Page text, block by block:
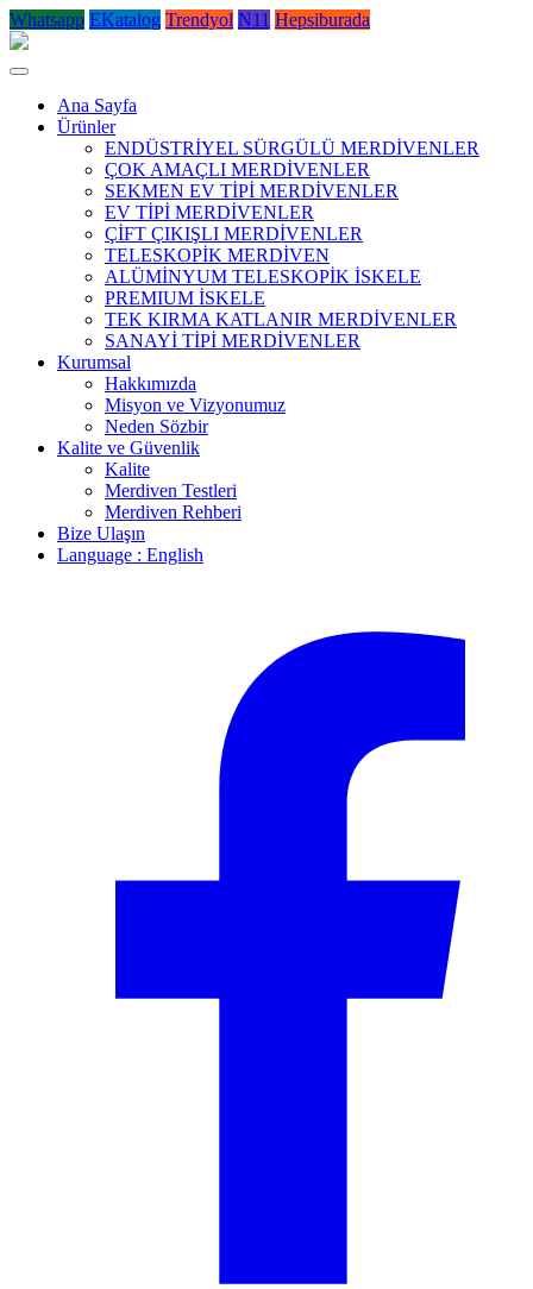
Whatsapp EKatalog Trendyol N11 Hepsiburada
Ana Sayfa
Ürünler
ENDÜSTRİYEL SÜRGÜLÜ MERDİVENLER
ÇOK AMAÇLI MERDİVENLER
SEKMEN EV TİPİ MERDİVENLER
EV TİPİ MERDİVENLER
ÇİFT ÇIKIŞLI MERDİVENLER
TELESKOPİK MERDİVEN
ALÜMİNYUM TELESKOPİK İSKELE
PREMIUM İSKELE
TEK KIRMA KATLANIR MERDİVENLER
SANAYİ TİPİ MERDİVENLER
Kurumsal
Hakkımızda
Misyon ve Vizyonumuz
Neden Sözbir
Kalite ve Güvenlik
Kalite
Merdiven Testleri
Merdiven Rehberi
Bize Ulaşın
Language : English